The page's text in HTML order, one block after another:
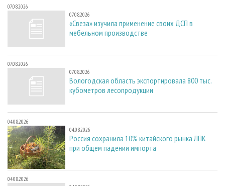
07.08.2026
07.08.2026
«Свеза» изучила применение своих ДСП в
мебельном производстве
07.08.2026
07.08.2026
Вологодская область экспортировала 800 тыс.
кубометров лесопродукции
04.08.2026
04.08.2026
Россия сохранила 10% китайского рынка ЛПК
при общем падении импорта
04.08.2026